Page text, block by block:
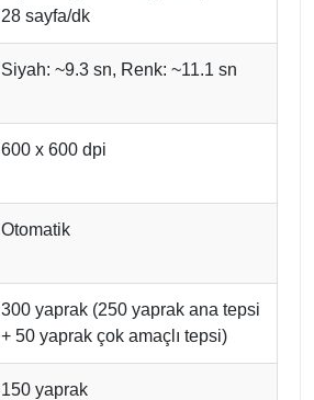
28 sayfa/dk
Siyah: ~9.3 sn, Renk: ~11.1 sn
600 x 600 dpi
Otomatik
300 yaprak (250 yaprak ana tepsi
+ 50 yaprak çok amaçlı tepsi)
150 yaprak